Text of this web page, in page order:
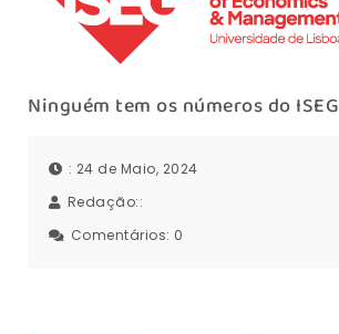
Ninguém tem os números do ISEG
: 24 de Maio, 2024
Redação::
Comentários: 0